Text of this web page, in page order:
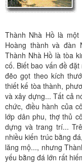
Thành Nhà Hồ là
Hoàng thành và đàn
Thành Nhà Hồ là tòa
cố. Biết bao vấn đề
đẽo gọt theo kích
thiết kế tòa thành,
và xây dựng... Tất cả
chức, điều hành của
lớp dân phu, thợ thủ
dựng và trang trí...
nhiều kiến trúc bằng
lăng mộ..., nhưng
yếu bằng đá lớn rất